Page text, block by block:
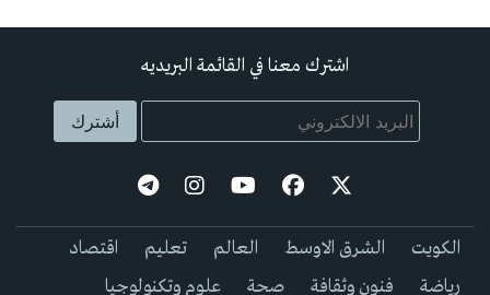
اشترك معنا في القائمة البريديه
الكويت الشرق الاوسط العالم تعليم
اقتصاد
رياضة
فنون وثقافة صحة علوم وتكنولوجيا